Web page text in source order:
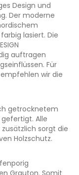
Design und
Der moderne
lasiert. Die
auftragen
Für
wir die
getrocknetem
Alle
sorgt die
Holzschutz.
Grauton. Somit